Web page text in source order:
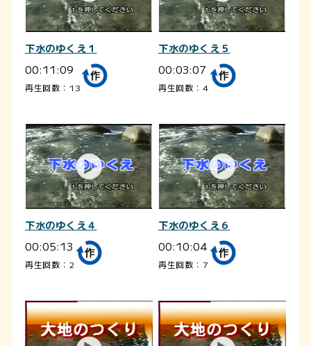
下水のゆくえ１
00:11:09
再生回数：13
下水のゆくえ５
00:03:07
再生回数：4
下水のゆくえ４
00:05:13
再生回数：2
下水のゆくえ６
00:10:04
再生回数：7